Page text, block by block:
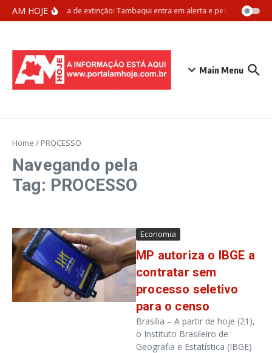
Ir para o conteúdo
AM HOJEAmeaça de extinção: Tambaqui entra em alerta e pesca pode ser
Main Menu
Home / PROCESSO
Navegando pela
Tag: PROCESSO
Economia
MP autoriza o IBGE a
contratar sem
processo seletivo
para o censo
Brasília – A partir de hoje (21),
o Instituto Brasileiro de
Geografia e Estatística (IBGE)